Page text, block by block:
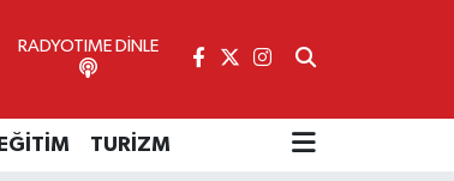
RADYOTIME DİNLE
EĞİTİM TURİZM